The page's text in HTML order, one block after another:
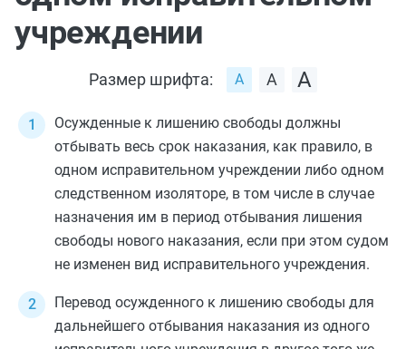
учреждении
Размер шрифта:
Осужденные к лишению свободы должны
отбывать весь срок наказания, как правило, в
одном исправительном учреждении либо одном
следственном изоляторе, в том числе в случае
назначения им в период отбывания лишения
свободы нового наказания, если при этом судом
не изменен вид исправительного учреждения.
Перевод осужденного к лишению свободы для
дальнейшего отбывания наказания из одного